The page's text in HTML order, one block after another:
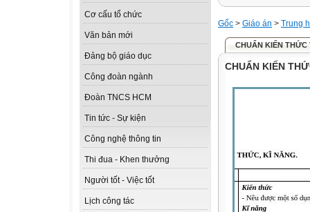
Cơ cấu tổ chức
Văn bản mới
Đảng bộ giáo dục
Công đoàn ngành
Đoàn TNCS HCM
Tin tức - Sự kiện
Công nghệ thông tin
Thi đua - Khen thưởng
Người tốt - Việc tốt
Lịch công tác
Gốc > Giáo án > Trung
CHUẨN KIẾN THỨC
CHUẨN KIẾN